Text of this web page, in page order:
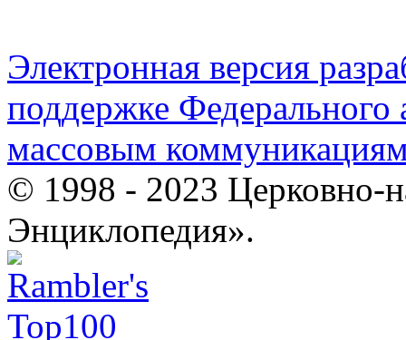
Электронная версия
поддержке Федерального
массовым
© 1998 - 2023 Церковно-
Энциклопедия».